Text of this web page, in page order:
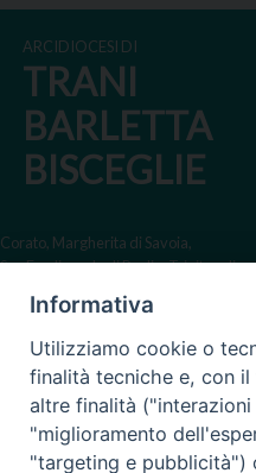
ARCIDIOCESI DI
TRANI
BARLETTA
BISCEGLIE
Corato, Margherita di Savoia,
San Ferdinando di Puglia, Trinitapoli
Sede arcivescovile suffraganea
Regione ecclesiastica Puglia
Via Beltrani, 9
76125 Trani BT
Informativa
Utilizziamo cookie o
finalità tecniche e, con
altre finalità
"miglioramento
"targeting e pubblicità")